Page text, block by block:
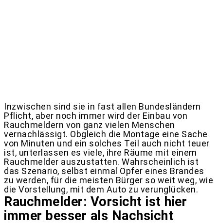
Inzwischen sind sie in fast allen Bundesländern
Pflicht, aber noch immer wird der Einbau von
Rauchmeldern von ganz vielen Menschen
vernachlässigt. Obgleich die Montage eine Sache
von Minuten und ein solches Teil auch nicht teuer
ist, unterlassen es viele, ihre Räume mit einem
Rauchmelder auszustatten. Wahrscheinlich ist
das Szenario, selbst einmal Opfer eines Brandes
zu werden, für die meisten Bürger so weit weg, wie
die Vorstellung, mit dem Auto zu verunglücken.
Rauchmelder: Vorsicht ist hier
immer besser als Nachsicht